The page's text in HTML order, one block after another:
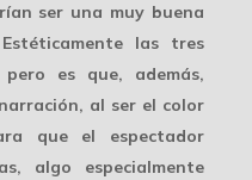
ser una muy buena
las tres
pero es que, además,
al ser el color
que el espectador
algo especialmente